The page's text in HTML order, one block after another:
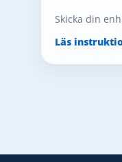
Skicka din
Läs